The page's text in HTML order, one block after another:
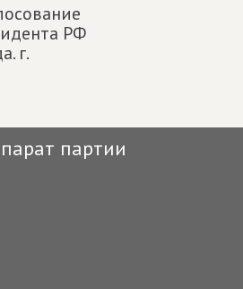
РФ
г.
партии